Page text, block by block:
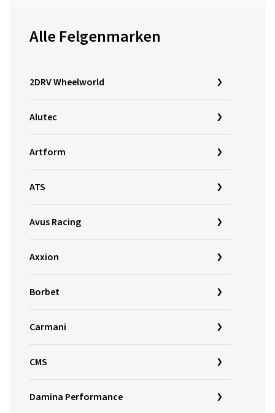
Alle Felgenmarken
2DRV Wheelworld
Alutec
Artform
ATS
Avus Racing
Axxion
Borbet
Carmani
CMS
Damina Performance